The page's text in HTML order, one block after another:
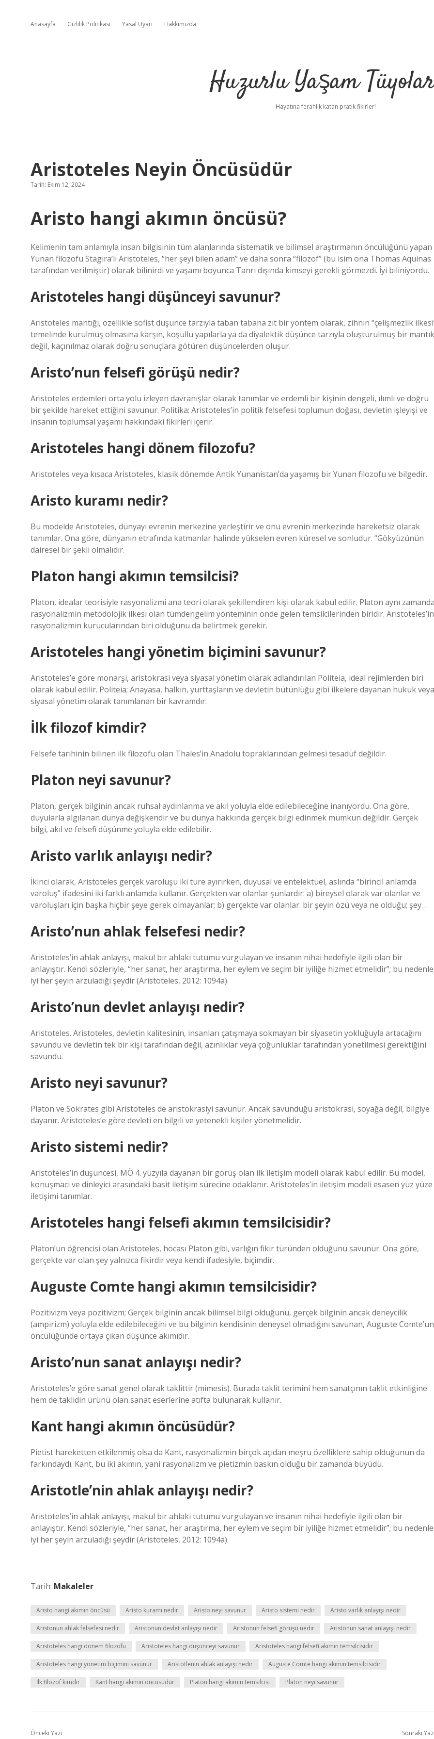
Anasayfa Gizlilik Politikası Yasal Uyarı Hakkımızda
Huzurlu Yaşam
Hayatına ferahlık katan pratik fikirler!
Aristoteles Neyin Öncüsüdür
Tarih: Ekim 12, 2024
Aristo hangi akımın öncüsü?
Kelimenin tam anlamıyla insan bilgisinin tüm alanlarında sistematik ve bilimsel araştırmanın öncülüğünü yapan
Yunan filozofu Stagira’lı Aristoteles, “her şeyi bilen adam” ve daha sonra “filozof” (bu isim ona Thomas Aquinas
tarafından verilmiştir) olarak bilinirdi ve yaşamı boyunca Tanrı dışında kimseyi gerekli görmezdi. İyi biliniyordu.
Aristoteles hangi düşünceyi savunur?
Aristoteles mantığı, özellikle sofist düşünce tarzıyla taban tabana zıt bir yöntem olarak, zihnin “çelişmezlik
temelinde kurulmuş olmasına karşın, koşullu yapılarla ya da diyalektik düşünce tarzıyla oluşturulmuş bir mantık
değil, kaçınılmaz olarak doğru sonuçlara götüren düşüncelerden oluşur.
Aristo’nun felsefi görüşü nedir?
Aristoteles erdemleri orta yolu izleyen davranışlar olarak tanımlar ve erdemli bir kişinin dengeli, ılımlı ve doğru
bir şekilde hareket ettiğini savunur. Politika: Aristoteles’in politik felsefesi toplumun doğası, devletin işleyişi ve
insanın toplumsal yaşamı hakkındaki fikirleri içerir.
Aristoteles hangi dönem filozofu?
Aristoteles veya kısaca Aristoteles, klasik dönemde Antik Yunanistan’da yaşamış bir Yunan filozofu ve bilgedir.
Aristo kuramı nedir?
Bu modelde Aristoteles, dünyayı evrenin merkezine yerleştirir ve onu evrenin merkezinde hareketsiz olarak
tanımlar. Ona göre, dünyanın etrafında katmanlar halinde yükselen evren küresel ve sonludur. “Gökyüzünün
dairesel bir şekli olmalıdır.
Platon hangi akımın temsilcisi?
Platon, idealar teorisiyle rasyonalizmi ana teori olarak şekillendiren kişi olarak kabul edilir. Platon aynı
rasyonalizmin metodolojik ilkesi olan tümdengelim yönteminin önde gelen temsilcilerinden biridir. Aristoteles’in
rasyonalizmin kurucularından biri olduğunu da belirtmek gerekir.
Aristoteles hangi yönetim biçimini savunur?
Aristoteles’e göre monarşi, aristokrasi veya siyasal yönetim olarak adlandırılan Politeia, ideal rejimlerden biri
olarak kabul edilir. Politeia; Anayasa, halkın, yurttaşların ve devletin bütünlüğü gibi ilkelere dayanan hukuk veya
siyasal yönetim olarak tanımlanan bir kavramdır.
İlk filozof kimdir?
Felsefe tarihinin bilinen ilk filozofu olan Thales’in Anadolu topraklarından gelmesi tesadüf değildir.
Platon neyi savunur?
Platon, gerçek bilginin ancak ruhsal aydınlanma ve akıl yoluyla elde edilebileceğine inanıyordu. Ona göre,
duyularla algılanan dünya değişkendir ve bu dünya hakkında gerçek bilgi edinmek mümkün değildir. Gerçek
bilgi, akıl ve felsefi düşünme yoluyla elde edilebilir.
Aristo varlık anlayışı nedir?
İkinci olarak, Aristoteles gerçek varoluşu iki türe ayırırken, duyusal ve entelektüel, aslında “birincil anlamda
varoluş” ifadesini iki farklı anlamda kullanır. Gerçekten var olanlar şunlardır: a) bireysel olarak var olanlar ve
varoluşları için başka hiçbir şeye gerek olmayanlar; b) gerçekte var olanlar: bir şeyin özü veya ne olduğu; şey…
Aristo’nun ahlak felsefesi nedir?
Aristoteles’in ahlak anlayışı, makul bir ahlaki tutumu vurgulayan ve insanın nihai hedefiyle ilgili olan bir
anlayıştır. Kendi sözleriyle, “her sanat, her araştırma, her eylem ve seçim bir iyiliğe hizmet etmelidir”; bu
iyi her şeyin arzuladığı şeydir (Aristoteles, 2012: 1094a).
Aristo’nun devlet anlayışı nedir?
Aristoteles. Aristoteles, devletin kalitesinin, insanları çatışmaya sokmayan bir siyasetin yokluğuyla artacağını
savundu ve devletin tek bir kişi tarafından değil, azınlıklar veya çoğunluklar tarafından yönetilmesi gerektiğini
savundu.
Aristo neyi savunur?
Platon ve Sokrates gibi Aristoteles de aristokrasiyi savunur. Ancak savunduğu aristokrasi, soyağa değil, bilgiye
dayanır. Aristoteles’e göre devleti en bilgili ve yetenekli kişiler yönetmelidir.
Aristo sistemi nedir?
Aristoteles’in düşüncesi, MÖ 4. yüzyıla dayanan bir görüş olan ilk iletişim modeli olarak kabul edilir. Bu model,
konuşmacı ve dinleyici arasındaki basit iletişim sürecine odaklanır. Aristoteles’in iletişim modeli esasen yüz yüze
iletişimi tanımlar.
Aristoteles hangi felsefi akımın temsilcisidir?
Platon’un öğrencisi olan Aristoteles, hocası Platon gibi, varlığın fikir türünden olduğunu savunur. Ona göre,
gerçekte var olan şey yalnızca fikirdir veya kendi ifadesiyle, biçimdir.
Auguste Comte hangi akımın temsilcisidir?
Pozitivizm veya pozitivizm; Gerçek bilginin ancak bilimsel bilgi olduğunu, gerçek bilginin ancak deneycilik
(ampirizm) yoluyla elde edilebileceğini ve bu bilginin kendisinin deneysel olmadığını savunan, Auguste Comte’un
öncülüğünde ortaya çıkan düşünce akımıdır.
Aristo’nun sanat anlayışı nedir?
Aristoteles’e göre sanat genel olarak taklittir (mimesis). Burada taklit terimini hem sanatçının taklit etkinliğine
hem de taklidin ürünü olan sanat eserlerine atıfta bulunarak kullanır.
Kant hangi akımın öncüsüdür?
Pietist hareketten etkilenmiş olsa da Kant, rasyonalizmin birçok açıdan meşru özelliklere sahip olduğunun da
farkındaydı. Kant, bu iki akımın, yani rasyonalizm ve pietizmin baskın olduğu bir zamanda büyüdü.
Aristotle’nin ahlak anlayışı nedir?
Aristoteles’in ahlak anlayışı, makul bir ahlaki tutumu vurgulayan ve insanın nihai hedefiyle ilgili olan bir
anlayıştır. Kendi sözleriyle, “her sanat, her araştırma, her eylem ve seçim bir iyiliğe hizmet etmelidir”; bu
iyi her şeyin arzuladığı şeydir (Aristoteles, 2012: 1094a).
Tarih: Makaleler
Aristo hangi akımın öncüsü Aristo kuramı nedir Aristo neyi savunur Aristo sistemi nedir Aristo varlık anlayışı nedir
Aristonun ahlak felsefesi nedir Aristonun devlet anlayışı nedir Aristonun felsefi görüşü nedir Aristonun sanat anlayışı nedir
Aristoteles hangi dönem filozofu Aristoteles hangi düşünceyi savunur Aristoteles hangi felsefi akımın temsilcisidir
Aristoteles hangi yönetim biçimini savunur Aristotlenin ahlak anlayışı nedir Auguste Comte hangi akımın temsilcisidir
İlk filozof kimdir Kant hangi akımın öncüsüdür Platon hangi akımın temsilcisi Platon neyi savunur
Önceki Yazı Sonraki